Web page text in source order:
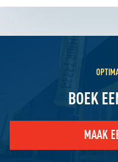
BOEK
MAAK